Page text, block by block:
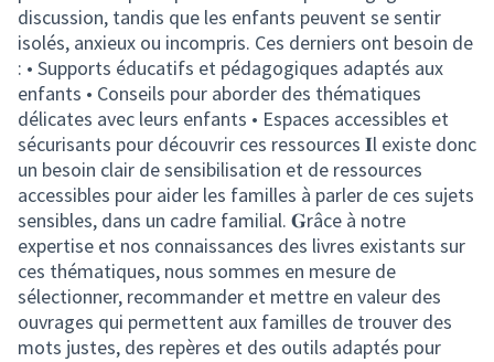
discussion, tandis que les enfants peuvent se sentir
isolés, anxieux ou incompris. Ces derniers ont besoin de
: • Supports éducatifs et pédagogiques adaptés aux
enfants • Conseils pour aborder des thématiques
délicates avec leurs enfants • Espaces accessibles et
sécurisants pour découvrir ces ressources 𝐈l existe donc
un besoin clair de sensibilisation et de ressources
accessibles pour aider les familles à parler de ces sujets
sensibles, dans un cadre familial. 𝐆râce à notre
expertise et nos connaissances des livres existants sur
ces thématiques, nous sommes en mesure de
sélectionner, recommander et mettre en valeur des
ouvrages qui permettent aux familles de trouver des
mots justes, des repères et des outils adaptés pour